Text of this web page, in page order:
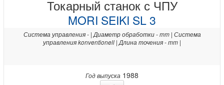
Токарный станок с ЧПУ
MORI SEIKI SL 3
Система управления - | Диаметр обработки - mm | Система
управления konventionell | Длина точения - mm |
Год выпуска 1988